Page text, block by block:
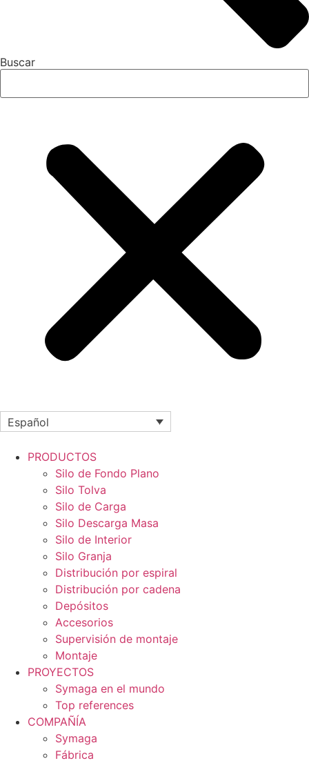
Buscar
Español
PRODUCTOS
Silo de Fondo Plano
Silo Tolva
Silo de Carga
Silo Descarga Masa
Silo de Interior
Silo Granja
Distribución por espiral
Distribución por cadena
Depósitos
Accesorios
Supervisión de montaje
Montaje
PROYECTOS
Symaga en el mundo
Top references
COMPAÑÍA
Symaga
Fábrica